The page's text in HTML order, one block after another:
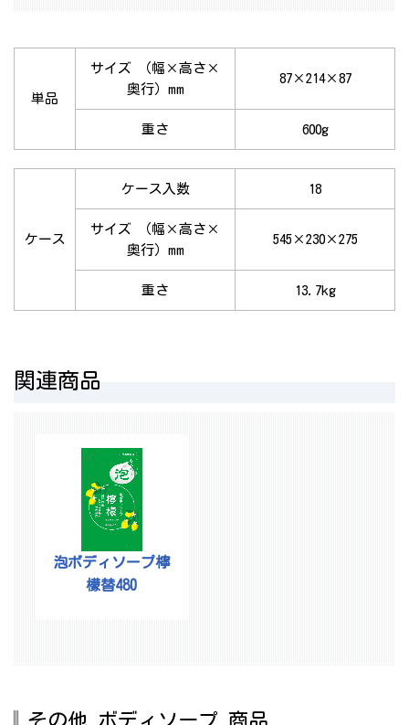
単品
サイズ （幅×高さ×
奥行）mm
87×214×87
重さ 600g
ケース
ケース入数 18
サイズ （幅×高さ×
奥行）mm
545×230×275
重さ 13.7kg
関連商品
泡ボディソープ檸
檬替480
その他 ボディソープ 商品